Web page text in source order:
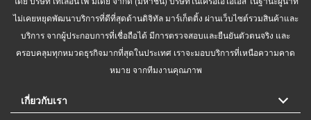
ไม่เคยหยุดพัฒนาบริการที่ดีที่สุดด้านดิจิทัล มาร์เก็ตติ้ง ผ่านเว็บไซต์รวมสินค้าและ
บริการ จากผู้ประกอบการที่เชื่อถือได้ มีการตรวจสอบและยืนยันตัวตนจริง และ
ครอบคลุมทุกหมวดธุรกิจมากที่สุดในประเทศ เราจะมอบบริการที่เหนือความคาด
หมาย จากทีมงานคุณภาพ
เกี่ยวกับเรา